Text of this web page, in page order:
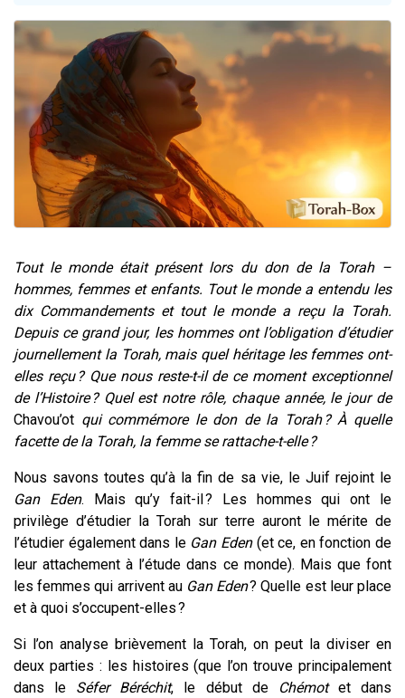
2 personnes viennent de nous rejoindre sur WhatsApp
Malgorzata vient de donner son Maasser
Tout le monde était présent lors du don de la Torah –
hommes, femmes et enfants. Tout le monde a entendu les
dix Commandements et tout le monde a reçu la Torah.
Depuis ce grand jour, les hommes ont l’obligation d’étudier
journellement la Torah, mais quel héritage les femmes ont-
elles reçu ? Que nous reste-t-il de ce moment exceptionnel
de l’Histoire ? Quel est notre rôle, chaque année, le jour de
Chavou’ot qui commémore le don de la Torah ? À quelle
facette de la Torah, la femme se rattache-t-elle ?
Nous savons toutes qu’à la fin de sa vie, le Juif rejoint le
Gan Eden. Mais qu’y fait-il ? Les hommes qui ont le
privilège d’étudier la Torah sur terre auront le mérite de
l’étudier également dans le Gan Eden(et ce, en fonction de
leur attachement à l’étude dans ce monde). Mais que font
les femmes qui arrivent au Gan Eden? Quelle est leur place
et à quoi s’occupent-elles ?
Si l’on analyse brièvement la Torah, on peut la diviser en
deux parties : les histoires (que l’on trouve principalement
dans le Séfer Béréchit, le début de Chémotet dans